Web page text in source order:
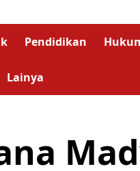
Pendidikan
Lainya